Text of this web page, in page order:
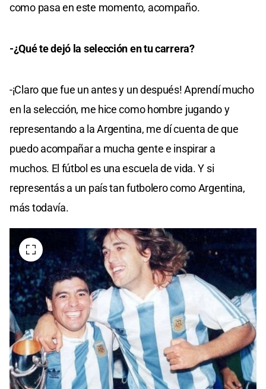
como pasa en este momento, acompaño.
-¿Qué te dejó la selección en tu carrera?
-¡Claro que fue un antes y un después! Aprendí mucho
en la selección, me hice como hombre jugando y
representando a la Argentina, me dí cuenta de que
puedo acompañar a mucha gente e inspirar a
muchos. El fútbol es una escuela de vida. Y si
representás a un país tan futbolero como Argentina,
más todavía.